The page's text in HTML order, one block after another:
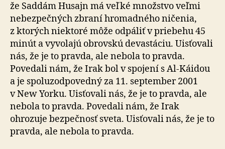
že Saddám Husajn má veľké množstvo veľmi
nebezpečných zbraní hromadného ničenia,
z ktorých niektoré môže odpáliť v priebehu 45
minút a vyvolajú obrovskú devastáciu. Uisťovali
nás, že je to pravda, ale nebola to pravda.
Povedali nám, že Irak bol v spo­jení s Al-Káidou
a je spo­lu­zod­po­ved­ný za 11. sep­tem­ber 2001
v New Yorku. Uisťovali nás, že je to pravda, ale
nebola to pravda. Povedali nám, že Irak
ohrozuje bezpečnosť sveta. Uisťovali nás, že je to
pravda, ale nebola to pravda.